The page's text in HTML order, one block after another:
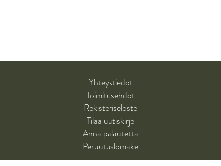
Yhteystiedot
Toimitusehdot
Rekisteriseloste
Tilaa uutiskirje
Anna palautetta
Peruutuslomake